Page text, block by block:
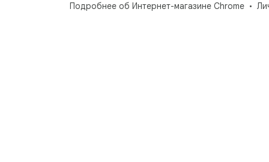
Подробнее об Интернет-магазине Chrome